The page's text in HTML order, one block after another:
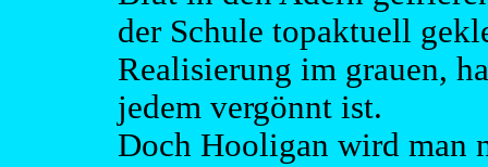
der Schule topaktuell
Realisierung im grauen,
jedem vergönnt ist.
Doch Hooligan wird man